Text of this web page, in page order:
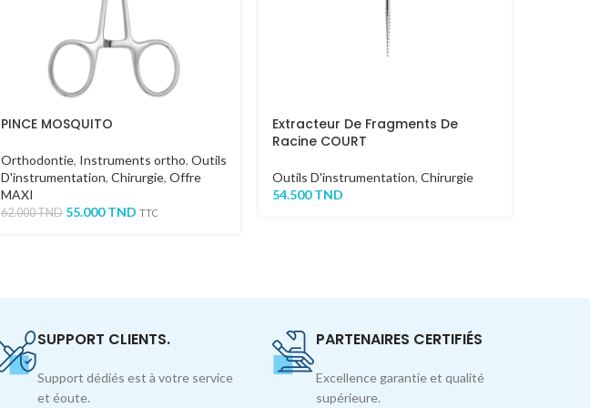
PINCE MOSQUITO
Orthodontie, Instruments ortho, Outils
D'instrumentation, Chirurgie, Offre
MAXI
62.000TND 55.000TND TTC
Extracteur De Fragments De
Racine COURT
Outils D'instrumentation, Chirurgie
54.500TND
SUPPORT CLIENTS.
Support dédiés est à votre service
et éoute.
PARTENAIRES CERTIFIÉS
Excellence garantie et qualité
supérieure.